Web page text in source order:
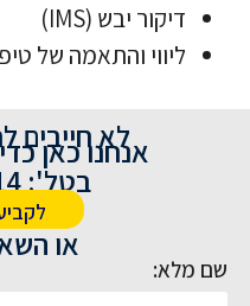
דיקור יבש (IMS)
ליווי והתאמה של
לא חייבים
אנחנו כאן
בטל': 03-6140614
או
שם מלא: